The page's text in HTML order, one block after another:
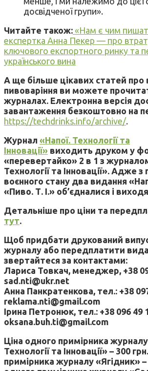
досвідченої групи».
Читайте також: «Нам є чим
експертка Анна Пекер — про
ключового експортного ринку та
українського вина
А ще більше цікавих статей про
пивоваріння ви можете
журналах. Електронна версія
завантаження безкоштовно на
https://techdrinks.info/archive/.
Журнал «Напої. Технології та
Інновації» виходить друком у
«перевертайко» 2 в 1 з
Технології та Інновації». Адже з
воєнного стану два видання
«Пиво. Т. І.» об’єдналися і
Детальніше про ціни та
тут.
Щоб придбати друкований
журналу або передплатити
звертайтеся за контактами:
Лариса Товкач, менеджер, +38
sad.nti@ukr.net
Анна Панкратенкова, тел.: +38
reklama.nti@gmail.com
Ірина Петронюк, тел.: +38 096 49
oksana.buh.ti@gmail.com
Ціна одного примірника
Технології та Інновації» – 300
примірника журналу «Ягідник» –